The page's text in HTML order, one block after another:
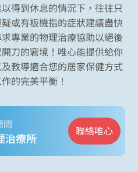
得到休息的情況下，往往只
或有板機指的症狀建議盡快
專業的物理治療協助以絕後
刀的窘境！唯心能提供給你
教導適合您的居家保健方式
的完美平衡！
問
治療所
聯絡唯心